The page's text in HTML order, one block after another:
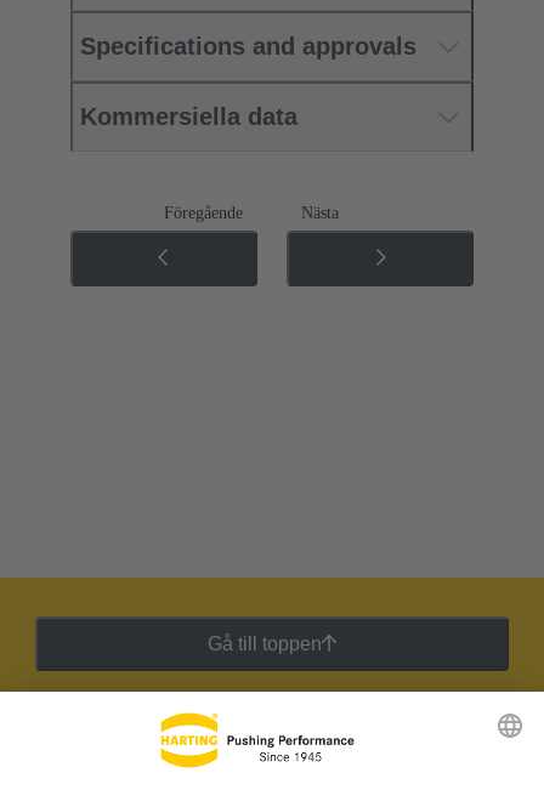
Specifications and approvals
Kommersiella data
Föregående Nästa
Gå till toppen
HARTING:s nyhetsbrev